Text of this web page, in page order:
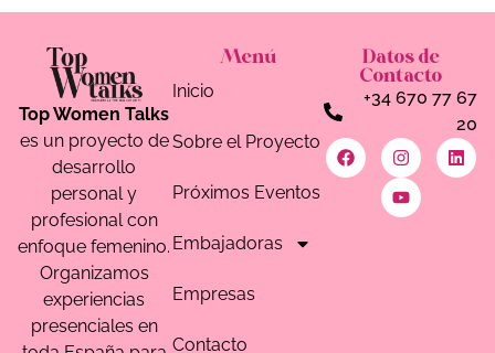
Top Women Talks
es un proyecto de
desarrollo
personal y
profesional con
enfoque femenino.
Organizamos
experiencias
presenciales en
Menú
Inicio
Sobre el Proyecto
Próximos Eventos
Embajadoras
Empresas
Contacto
Datos de
Contacto
+34 670 77 67
20